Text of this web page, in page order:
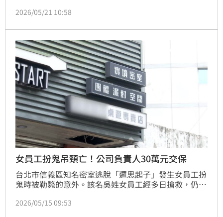
知拳擊館相關人等到案說明，訊後依過失致死罪函送鄭
原因以及責任歸屬。
2026/05/21 10:58
女員工扮鬼吊頸亡！公司負責人30萬元交保
台北市信義區知名密室逃脫「邏思起子」發生女員工扮
鬼時被勒斃的意外。該名吳姓女員工經多日搶救，仍宣
依涉過失致死等罪嫌傳喚公司代表（負責人）古宇軒、
2026/05/15 09:53